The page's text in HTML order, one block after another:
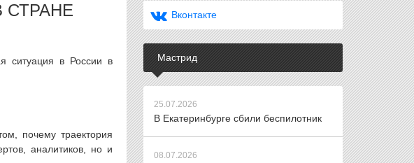
СТРАНЕ
ситуация в России в
почему траектория
аналитиков, но и
Вконтакте
Мастрид
25.07.2026
В Екатеринбурге сбили беспилотник
08.07.2026